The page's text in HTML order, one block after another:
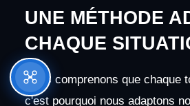
UNE MÉTHODE
CHAQUE
Nous comprenons que chaque
c'est pourquoi nous adaptons